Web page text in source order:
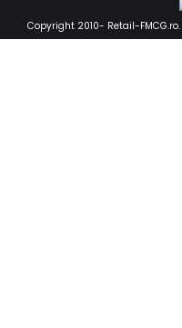
Copyright 2010- Retail-FMCG.ro.